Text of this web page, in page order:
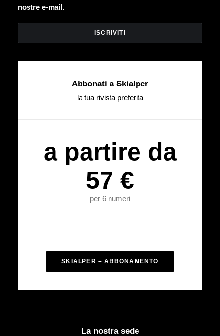
nostre e-mail.
Abbonati a Skialper
la tua rivista preferita
a partire da
57 €
per 6 numeri
SKIALPER – ABBONAMENTO
La nostra sede